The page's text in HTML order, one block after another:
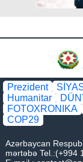
Prezident
Humanitar
FOTOXRONIKA
COP29
Azərbaycan
mərtəbə Tel.:(+994